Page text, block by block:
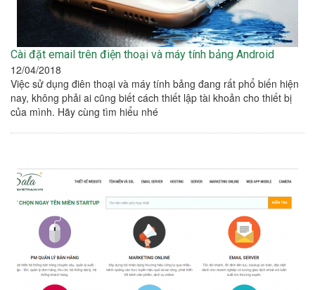
Cài đặt email trên điện thoại và máy tính bảng Android
12/04/2018
Việc sử dụng điên thoại và máy tính bảng đang rất phổ biến hiện
nay, không phải ai cũng biết cách thiết lập tài khoản cho thiết bị
của mình. Hãy cùng tìm hiểu nhé